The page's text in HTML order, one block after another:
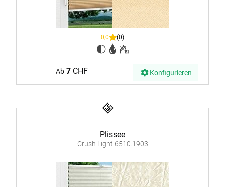
0,0 (0)
Ab 7CHF Konfigurieren
Plissee
Crush Light 6510.1903